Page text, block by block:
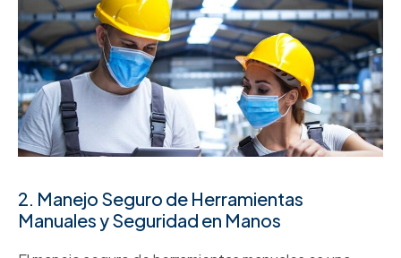
2. Manejo Seguro de Herramientas
Manuales y Seguridad en Manos